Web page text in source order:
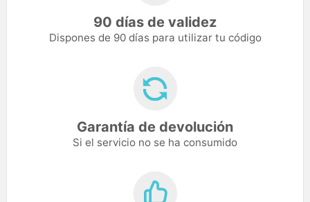
90 días de validez
Dispones de 90 días para utilizar tu código
Garantía de devolución
Si el servicio no se ha consumido